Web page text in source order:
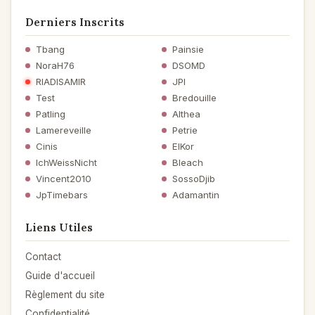
Derniers Inscrits
Tbang
Painsie
NoraH76
DSOMD
RIADISAMIR
JPI
Test
Bredouille
Patling
Althea
Lamereveille
Petrie
Cinis
ElKor
IchWeissNicht
Bleach
Vincent2010
SossoDjib
JpTimebars
Adamantin
Liens Utiles
Contact
Guide d'accueil
Règlement du site